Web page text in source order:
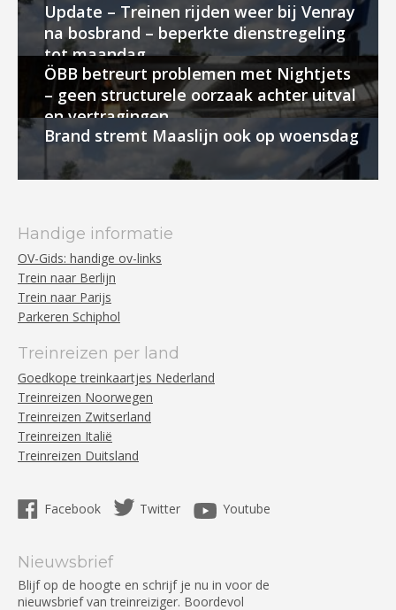
Update – Treinen rijden weer bij Venray
na bosbrand – beperkte dienstregeling
tot maandag
ÖBB betreurt problemen met Nightjets
– geen structurele oorzaak achter uitval
en vertragingen
Brand stremt Maaslijn ook op woensdag
Handige informatie
OV-Gids: handige ov-links
Trein naar Berlijn
Trein naar Parijs
Parkeren Schiphol
Treinreizen per land
Goedkope treinkaartjes Nederland
Treinreizen Noorwegen
Treinreizen Zwitserland
Treinreizen Italië
Treinreizen Duitsland
Facebook Twitter Youtube
Nieuwsbrief
Blijf op de hoogte en schrijf je nu in voor de
nieuwsbrief van treinreiziger. Boordevol